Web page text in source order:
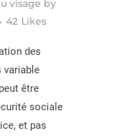
visage by
42 Likes
des
variable
être
sociale
et pas